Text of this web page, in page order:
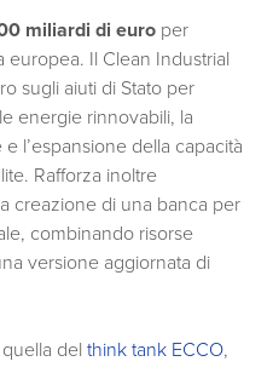
miliardi di euro per
Il Clean Industrial
sugli aiuti di Stato per
energie rinnovabili, la
l’espansione della capacità
Rafforza inoltre
creazione di una banca per
combinando risorse
versione aggiornata di
del think tank ECCO,